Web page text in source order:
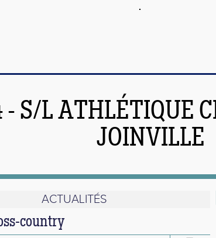
- S/L ATHLÉTIQUE
JOINVILLE
ACTUALITÉS
country